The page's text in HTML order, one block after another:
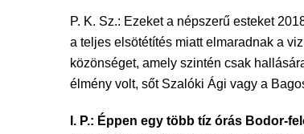
P. K. Sz.: Ezeket a népszerű esteket
a teljes elsötétítés miatt elmaradnak a
közönséget, amely szintén csak
élmény volt, sőt Szalóki Ági vagy a
I. P.: Éppen egy több tíz órás Bodor-